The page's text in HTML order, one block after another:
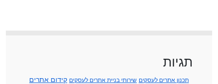
תגיות
תכנון אתרים לעסקים שירותי בניית אתרים לעסקים קידום אתרים